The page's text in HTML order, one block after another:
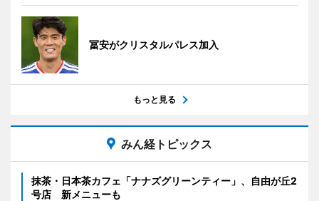
冨安がクリスタルパレス加入
もっと見る
みん経トピックス
抹茶・日本茶カフェ「ナナズグリーンティー」、自由が丘2
号店 新メニューも